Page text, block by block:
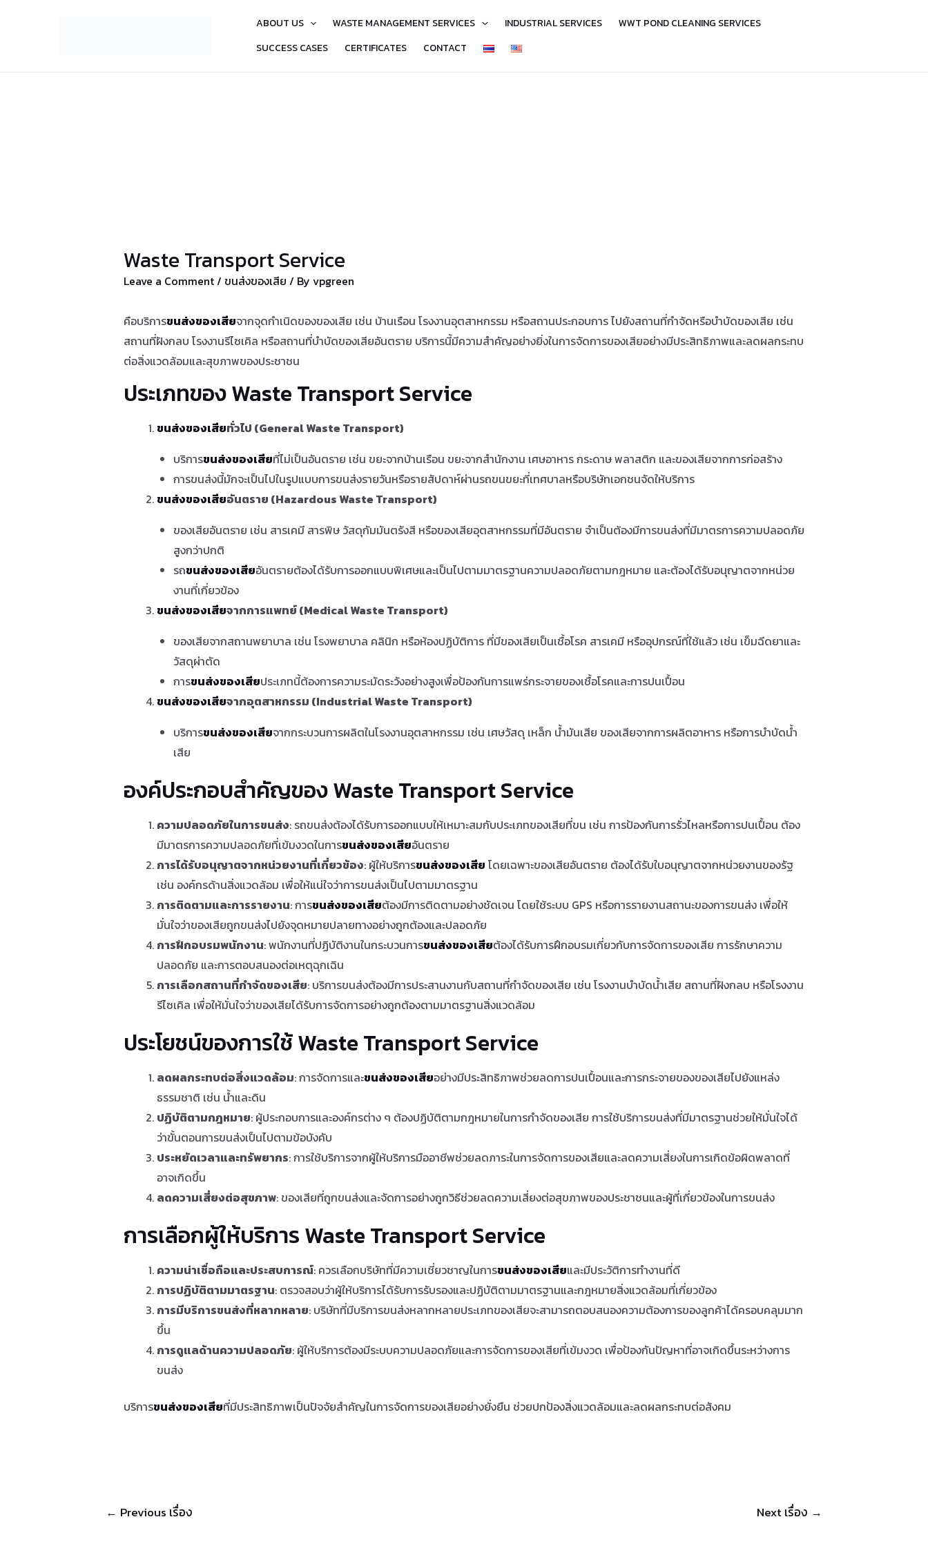
ABOUT US WASTE MANAGEMENT SERVICES INDUSTRIAL SERVICES
WWT POND CLEANING SERVICES
SUCCESS CASES
CERTIFICATES CONTACT
Waste Transport Service
Leave a Comment/ ขนส่งของเสีย / By vpgreen
คือบริการขนส่งของเสียจากจุดกำเนิดของของเสีย เช่น บ้านเรือน โรงงานอุตสาหกรรม หรือสถานประกอบการ ไปยังสถานที่กำจัดหรือบำบัดของเสีย เช่น
สถานที่ฝังกลบ โรงงานรีไซเคิล หรือสถานที่บำบัดของเสียอันตราย บริการนี้มีความสำคัญอย่างยิ่งในการจัดการของเสียอย่างมีประสิทธิภาพและลดผลกระทบ
ต่อสิ่งแวดล้อมและสุขภาพของประชาชน
ประเภทของ Waste Transport Service
ขนส่งของเสียทั่วไป (General Waste Transport)
บริการขนส่งของเสียที่ไม่เป็นอันตราย เช่น ขยะจากบ้านเรือน ขยะจากสำนักงาน เศษอาหาร กระดาษ พลาสติก และของเสียจากการก่อสร้าง
การขนส่งนี้มักจะเป็นไปในรูปแบบการขนส่งรายวันหรือรายสัปดาห์ผ่านรถขนขยะที่เทศบาลหรือบริษัทเอกชนจัดให้บริการ
ขนส่งของเสียอันตราย (Hazardous Waste Transport)
ของเสียอันตราย เช่น สารเคมี สารพิษ วัสดุกัมมันตรังสี หรือของเสียอุตสาหกรรมที่มีอันตราย จำเป็นต้องมีการขนส่งที่มีมาตรการความปลอดภัย
สูงกว่าปกติ
รถขนส่งของเสียอันตรายต้องได้รับการออกแบบพิเศษและเป็นไปตามมาตรฐานความปลอดภัยตามกฎหมาย และต้องได้รับอนุญาตจากหน่วย
งานที่เกี่ยวข้อง
ขนส่งของเสียจากการแพทย์ (Medical Waste Transport)
ของเสียจากสถานพยาบาล เช่น โรงพยาบาล คลินิก หรือห้องปฏิบัติการ ที่มีของเสียเป็นเชื้อโรค สารเคมี หรืออุปกรณ์ที่ใช้แล้ว เช่น เข็มฉีดยาและ
วัสดุผ่าตัด
การขนส่งของเสียประเภทนี้ต้องการความระมัดระวังอย่างสูงเพื่อป้องกันการแพร่กระจายของเชื้อโรคและการปนเปื้อน
ขนส่งของเสียจากอุตสาหกรรม (Industrial Waste Transport)
บริการขนส่งของเสียจากกระบวนการผลิตในโรงงานอุตสาหกรรม เช่น เศษวัสดุ เหล็ก น้ำมันเสีย ของเสียจากการผลิตอาหาร หรือการบำบัดน้ำ
เสีย
องค์ประกอบสำคัญของ Waste Transport Service
ความปลอดภัยในการขนส่ง: รถขนส่งต้องได้รับการออกแบบให้เหมาะสมกับประเภทของเสียที่ขน เช่น การป้องกันการรั่วไหลหรือการปนเปื้อน ต้อง
มีมาตรการความปลอดภัยที่เข้มงวดในการขนส่งของเสียอันตราย
การได้รับอนุญาตจากหน่วยงานที่เกี่ยวข้อง: ผู้ให้บริการขนส่งของเสีย โดยเฉพาะของเสียอันตราย ต้องได้รับใบอนุญาตจากหน่วยงานของรัฐ
เช่น องค์กรด้านสิ่งแวดล้อม เพื่อให้แน่ใจว่าการขนส่งเป็นไปตามมาตรฐาน
การติดตามและการรายงาน: การขนส่งของเสียต้องมีการติดตามอย่างชัดเจน โดยใช้ระบบ GPS หรือการรายงานสถานะของการขนส่ง เพื่อให้
มั่นใจว่าของเสียถูกขนส่งไปยังจุดหมายปลายทางอย่างถูกต้องและปลอดภัย
การฝึกอบรมพนักงาน: พนักงานที่ปฏิบัติงานในกระบวนการขนส่งของเสียต้องได้รับการฝึกอบรมเกี่ยวกับการจัดการของเสีย การรักษาความ
ปลอดภัย และการตอบสนองต่อเหตุฉุกเฉิน
การเลือกสถานที่กำจัดของเสีย: บริการขนส่งต้องมีการประสานงานกับสถานที่กำจัดของเสีย เช่น โรงงานบำบัดน้ำเสีย สถานที่ฝังกลบ หรือโรงงาน
รีไซเคิล เพื่อให้มั่นใจว่าของเสียได้รับการจัดการอย่างถูกต้องตามมาตรฐานสิ่งแวดล้อม
ประโยชน์ของการใช้ Waste Transport Service
ลดผลกระทบต่อสิ่งแวดล้อม: การจัดการและขนส่งของเสียอย่างมีประสิทธิภาพช่วยลดการปนเปื้อนและการกระจายของของเสียไปยังแหล่ง
ธรรมชาติ เช่น น้ำและดิน
ปฏิบัติตามกฎหมาย: ผู้ประกอบการและองค์กรต่าง ๆ ต้องปฏิบัติตามกฎหมายในการกำจัดของเสีย การใช้บริการขนส่งที่มีมาตรฐานช่วยให้มั่นใจได้
ว่าขั้นตอนการขนส่งเป็นไปตามข้อบังคับ
ประหยัดเวลาและทรัพยากร: การใช้บริการจากผู้ให้บริการมืออาชีพช่วยลดภาระในการจัดการของเสียและลดความเสี่ยงในการเกิดข้อผิดพลาดที่
อาจเกิดขึ้น
ลดความเสี่ยงต่อสุขภาพ: ของเสียที่ถูกขนส่งและจัดการอย่างถูกวิธีช่วยลดความเสี่ยงต่อสุขภาพของประชาชนและผู้ที่เกี่ยวข้องในการขนส่ง
การเลือกผู้ให้บริการ Waste Transport Service
ความน่าเชื่อถือและประสบการณ์: ควรเลือกบริษัทที่มีความเชี่ยวชาญในการขนส่งของเสียและมีประวัติการทำงานที่ดี
การปฏิบัติตามมาตรฐาน: ตรวจสอบว่าผู้ให้บริการได้รับการรับรองและปฏิบัติตามมาตรฐานและกฎหมายสิ่งแวดล้อมที่เกี่ยวข้อง
การมีบริการขนส่งที่หลากหลาย: บริษัทที่มีบริการขนส่งหลากหลายประเภทของเสียจะสามารถตอบสนองความต้องการของลูกค้าได้ครอบคลุมมาก
ขึ้น
การดูแลด้านความปลอดภัย: ผู้ให้บริการต้องมีระบบความปลอดภัยและการจัดการของเสียที่เข้มงวด เพื่อป้องกันปัญหาที่อาจเกิดขึ้นระหว่างการ
ขนส่ง
บริการขนส่งของเสียที่มีประสิทธิภาพเป็นปัจจัยสำคัญในการจัดการของเสียอย่างยั่งยืน ช่วยปกป้องสิ่งแวดล้อมและลดผลกระทบต่อสังคม
แนะแนว
← Previous เรื่อง Next เรื่อง →